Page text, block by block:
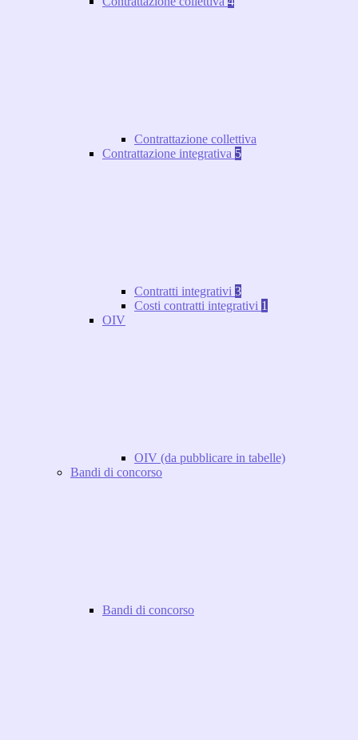
Contrattazione collettiva
Contrattazione integrativa 5
Contratti integrativi 3
Costi contratti integrativi 1
OIV
OIV (da pubblicare in tabelle)
Bandi di concorso
Bandi di concorso